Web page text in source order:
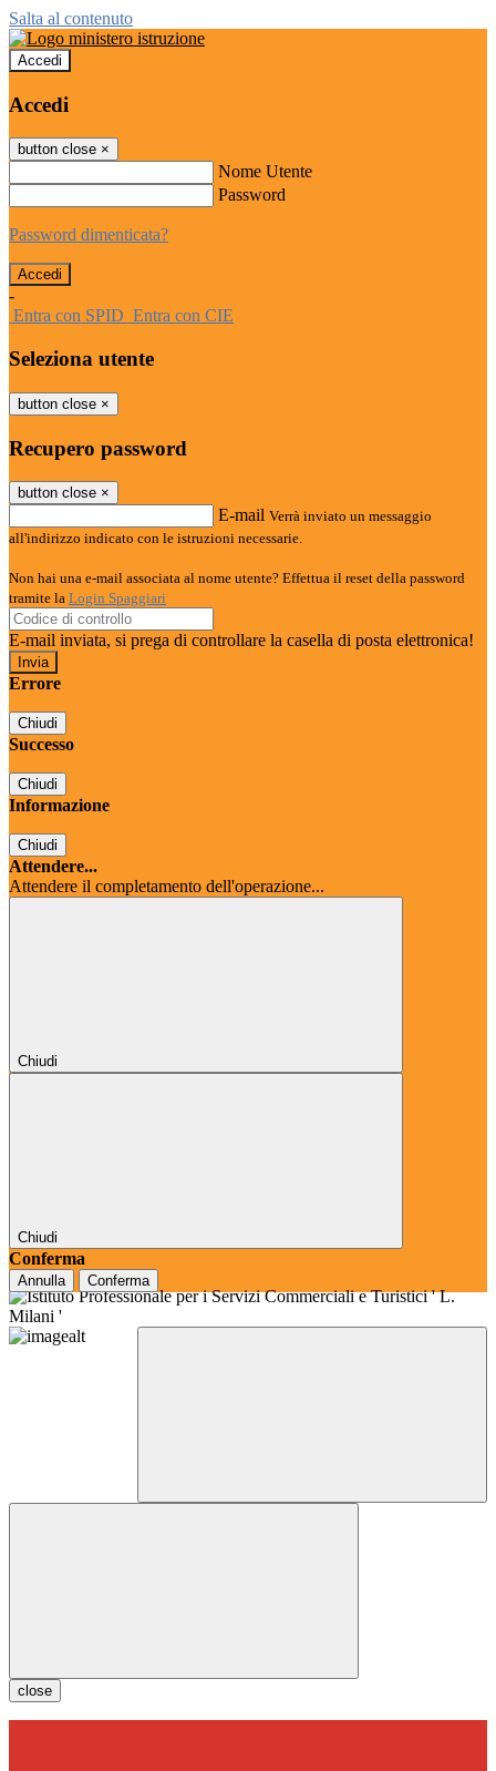
Salta al contenuto
Accedi
Accedi
button close ×
Nome Utente
Password
Password dimenticata?
-
Entra con SPID Entra con CIE
Seleziona utente
button close ×
Recupero password
button close ×
E-mail Verrà inviato un messaggio
all'indirizzo indicato con le istruzioni necessarie.
Non hai una e-mail associata al nome utente? Effettua il reset della password
tramite la Login Spaggiari
E-mail inviata, si prega di controllare la casella di posta elettronica!
Errore
Chiudi
Successo
Chiudi
Informazione
Chiudi
Attendere...
Attendere il completamento dell'operazione...
Chiudi
Chiudi
Conferma
Annulla Conferma
close